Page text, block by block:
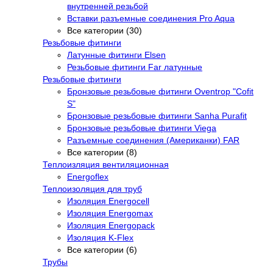
внутренней резьбой
Вставки разъемные соединения Pro Aqua
Все категории (30)
Резьбовые фитинги
Латунные фитинги Elsen
Резьбовые фитинги Far латунные
Резьбовые фитинги
Бронзовые резьбовые фитинги Oventrop "Cofit
S"
Бронзовые резьбовые фитинги Sanha Purafit
Бронзовые резьбовые фитинги Viega
Разъемные соединения (Американки) FAR
Все категории (8)
Теплоизляция вентиляционная
Energoflex
Теплоизоляция для труб
Изоляция Energocell
Изоляция Energomax
Изоляция Energopack
Изоляция K-Flex
Все категории (6)
Трубы